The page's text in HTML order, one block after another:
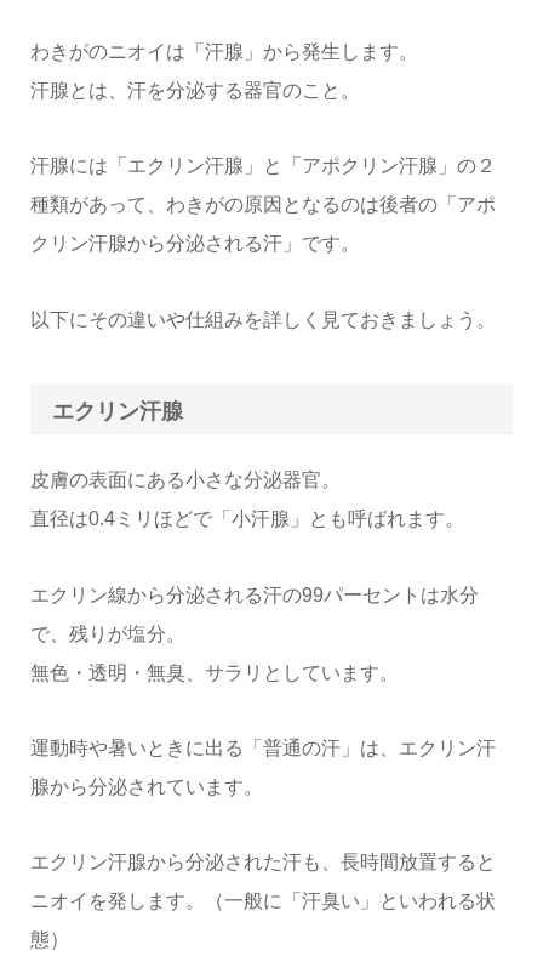
わきがのニオイは「汗腺」から発生します。
汗腺とは、汗を分泌する器官のこと。
汗腺には「エクリン汗腺」と「アポクリン汗腺」の２
種類があって、わきがの原因となるのは後者の「アポ
クリン汗腺から分泌される汗」です。
以下にその違いや仕組みを詳しく見ておきましょう。
エクリン汗腺
皮膚の表面にある小さな分泌器官。
直径は0.4ミリほどで「小汗腺」とも呼ばれます。
エクリン線から分泌される汗の99パーセントは水分
で、残りが塩分。
無色・透明・無臭、サラリとしています。
運動時や暑いときに出る「普通の汗」は、エクリン汗
腺から分泌されています。
エクリン汗腺から分泌された汗も、長時間放置すると
ニオイを発します。（一般に「汗臭い」といわれる状
態）